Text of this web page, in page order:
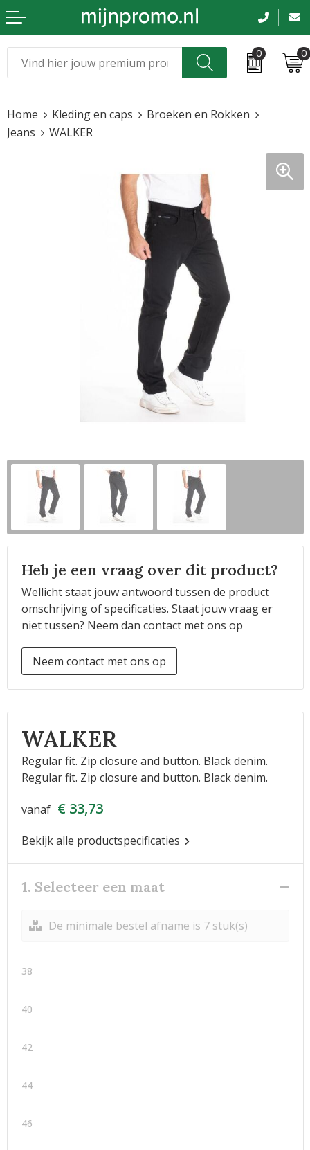
0 0
Kleding & caps
Tassen en reizen
Beurs en evenementen
Bloemen en planten
Sinterklaas
Home Kleding en caps
Broeken en Rokken
Jeans
WALKER
Heb je een vraag over dit product?
Wellicht staat jouw antwoord tussen de product
omschrijving of specificaties. Staat jouw vraag er
niet tussen? Neem dan contact met ons op
Neem contact met ons op
WALKER
Regular fit. Zip closure and button. Black denim.
Regular fit. Zip closure and button. Black denim.
vanaf € 33,73
Bekijk alle productspecificaties
1. Selecteer een maat
De minimale bestel afname is 7 stuk(s)
38
40
42
44
46